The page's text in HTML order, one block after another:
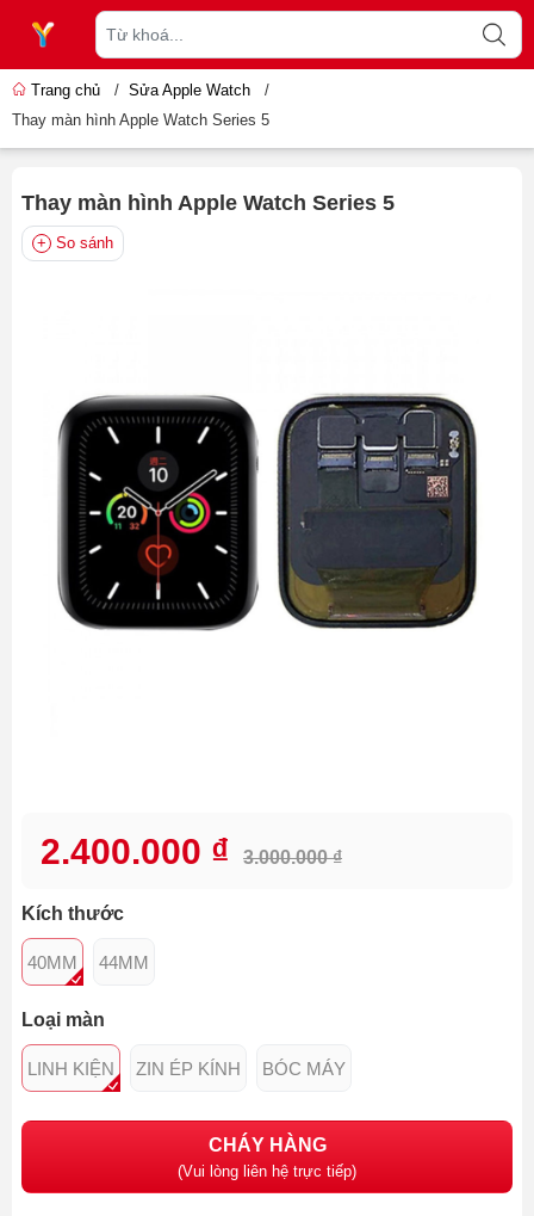
Trang chủ / Sửa Apple Watch
/
Thay màn hình Apple Watch Series 5
Thay màn hình Apple Watch Series 5
So sánh
2.400.000 ₫ 3.000.000 ₫
Kích thước
40MM 44MM
Loại màn
LINH KIỆN ZIN ÉP KÍNH BÓC MÁY
CHÁY HÀNG
(Vui lòng liên hệ trực tiếp)